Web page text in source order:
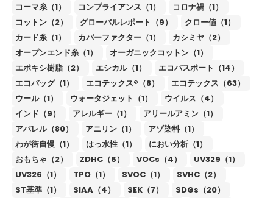
コーマ糸（1）
コンプライアンス（1）
コロナ禍（1）
コットン（2）
グローバルレポート（9）
クロー値（1）
カード糸（1）
カバーファクター（1）
カシミヤ（2）
オープンエンド糸（1）
オーガニックコットン（1）
エポキシ樹脂（2）
エシカル（1）
エコパスポート（14）
エコバッグ（1）
エコテックス®（8）
エコテックス（63）
ウール（1）
ウォータジェット（1）
ウイルス（4）
インド（9）
アレルギー（1）
アリールアミン（1）
アパレル（80）
アニリン（1）
アゾ染料（1）
わが街自慢（1）
はっ水性（1）
におい分析（1）
おもちゃ（2）
ZDHC（6） VOCs（4）
UV329（1）
UV326（1）
TPO（1） SVOC（1）
SVHC（2）
ST基準（1）
SIAA（4） SEK（7）
SDGs（20）